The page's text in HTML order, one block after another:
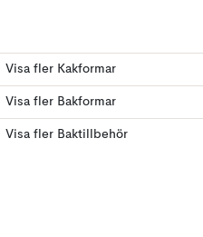
Visa fler Kakformar
Visa fler Bakformar
Visa fler Baktillbehör